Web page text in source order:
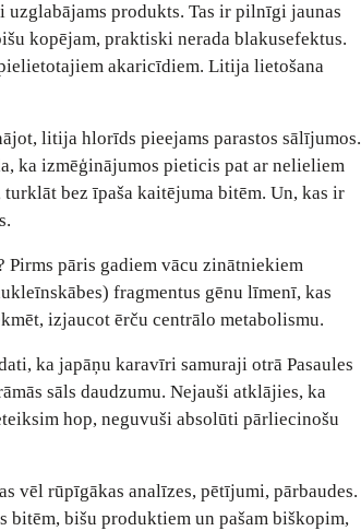
produkts. Tas ir pilnīgi jaunas
kopējam, praktiski nerada blakusefektus.
akaricīdiem. Litija lietošana
litija hlorīds pieejams parastos sālījumos.
ka izmēģinājumos pieticis pat ar nelieliem
bez īpaša kaitējuma bitēm. Un, kas ir
pāris gadiem vācu zinātniekiem
fragmentus gēnu līmenī, kas
izjaucot ērču centrālo metabolismu.
ka japāņu karavīri samuraji otrā Pasaules
sāls daudzumu. Nejauši atklājies, ka
hop, neguvuši absolūti pārliecinošu
vēl rūpīgākas analīzes, pētījumi, pārbaudes.
bitēm, bišu produktiem un pašam biškopim,